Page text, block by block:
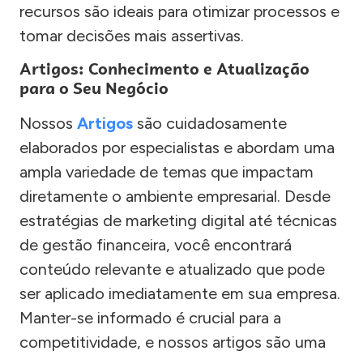
recursos são ideais para otimizar processos e
tomar decisões mais assertivas.
Artigos: Conhecimento e Atualização
para o Seu Negócio
Nossos Artigos são cuidadosamente
elaborados por especialistas e abordam uma
ampla variedade de temas que impactam
diretamente o ambiente empresarial. Desde
estratégias de marketing digital até técnicas
de gestão financeira, você encontrará
conteúdo relevante e atualizado que pode
ser aplicado imediatamente em sua empresa.
Manter-se informado é crucial para a
competitividade, e nossos artigos são uma